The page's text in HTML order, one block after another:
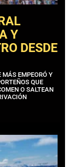
Y
DESDE
MÁS EMPEORÓ Y
QUE
O SALTEAN